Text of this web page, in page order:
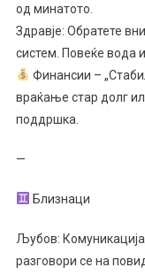
од минатото.
Здравје: Обратете
систем. Повеќе вода
Финансии –
враќање стар долг
поддршка.
—
Близнаци
Љубов:
разговори се на